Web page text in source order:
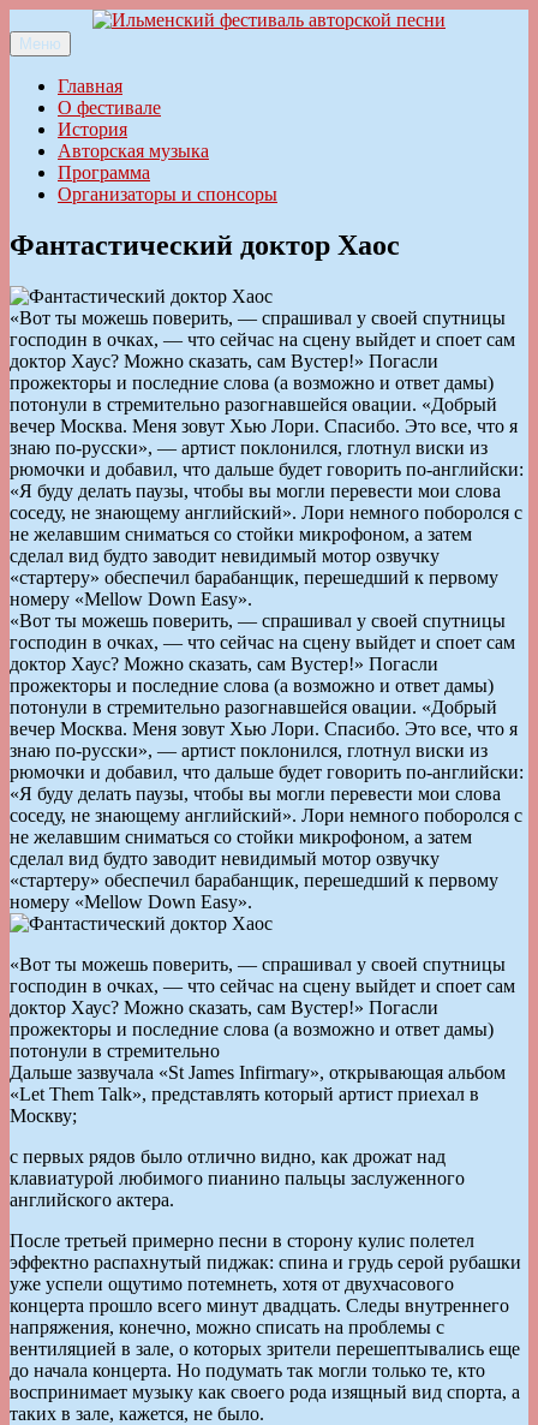
к
содержимому
Ильменский фестиваль авторской песни
Меню
Главная
О фестивале
История
Авторская музыка
Программа
Организаторы и спонсоры
Фантастический доктор Хаос
«Вот ты можешь поверить, — спрашивал у своей спутницы
господин в очках, — что сейчас на сцену выйдет и споет сам
доктор Хаус? Можно сказать, сам Вустер!» Погасли
прожекторы и последние слова (а возможно и ответ дамы)
потонули в стремительно разогнавшейся овации. «Добрый
вечер Москва. Меня зовут Хью Лори. Спасибо. Это все, что я
знаю по-русски», — артист поклонился, глотнул виски из
рюмочки и добавил, что дальше будет говорить по-английски:
«Я буду делать паузы, чтобы вы могли перевести мои слова
соседу, не знающему английский». Лори немного поборолся с
не желавшим сниматься со стойки микрофоном, а затем
сделал вид будто заводит невидимый мотор озвучку
«стартеру» обеспечил барабанщик, перешедший к первому
номеру «Mellow Down Easy».
«Вот ты можешь поверить, — спрашивал у своей спутницы
господин в очках, — что сейчас на сцену выйдет и споет сам
доктор Хаус? Можно сказать, сам Вустер!» Погасли
прожекторы и последние слова (а возможно и ответ дамы)
потонули в стремительно разогнавшейся овации. «Добрый
вечер Москва. Меня зовут Хью Лори. Спасибо. Это все, что я
знаю по-русски», — артист поклонился, глотнул виски из
рюмочки и добавил, что дальше будет говорить по-английски:
«Я буду делать паузы, чтобы вы могли перевести мои слова
соседу, не знающему английский». Лори немного поборолся с
не желавшим сниматься со стойки микрофоном, а затем
сделал вид будто заводит невидимый мотор озвучку
«стартеру» обеспечил барабанщик, перешедший к первому
номеру «Mellow Down Easy».
«Вот ты можешь поверить, — спрашивал у своей спутницы
господин в очках, — что сейчас на сцену выйдет и споет сам
доктор Хаус? Можно сказать, сам Вустер!» Погасли
прожекторы и последние слова (а возможно и ответ дамы)
потонули в стремительно
Дальше зазвучала «St James Infirmary», открывающая альбом
«Let Them Talk», представлять который артист приехал в
Москву;
с первых рядов было отлично видно, как дрожат над
клавиатурой любимого пианино пальцы заслуженного
английского актера.
После третьей примерно песни в сторону кулис полетел
эффектно распахнутый пиджак: спина и грудь серой рубашки
уже успели ощутимо потемнеть, хотя от двухчасового
концерта прошло всего минут двадцать. Следы внутреннего
напряжения, конечно, можно списать на проблемы с
вентиляцией в зале, о которых зрители перешептывались еще
до начала концерта. Но подумать так могли только те, кто
воспринимает музыку как своего рода изящный вид спорта, а
таких в зале, кажется, не было.